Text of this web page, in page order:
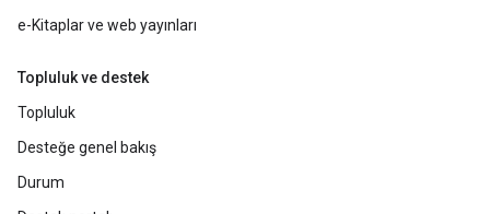
e-Kitaplar ve web yayınları
Topluluk ve destek
Topluluk
Desteğe genel bakış
Durum